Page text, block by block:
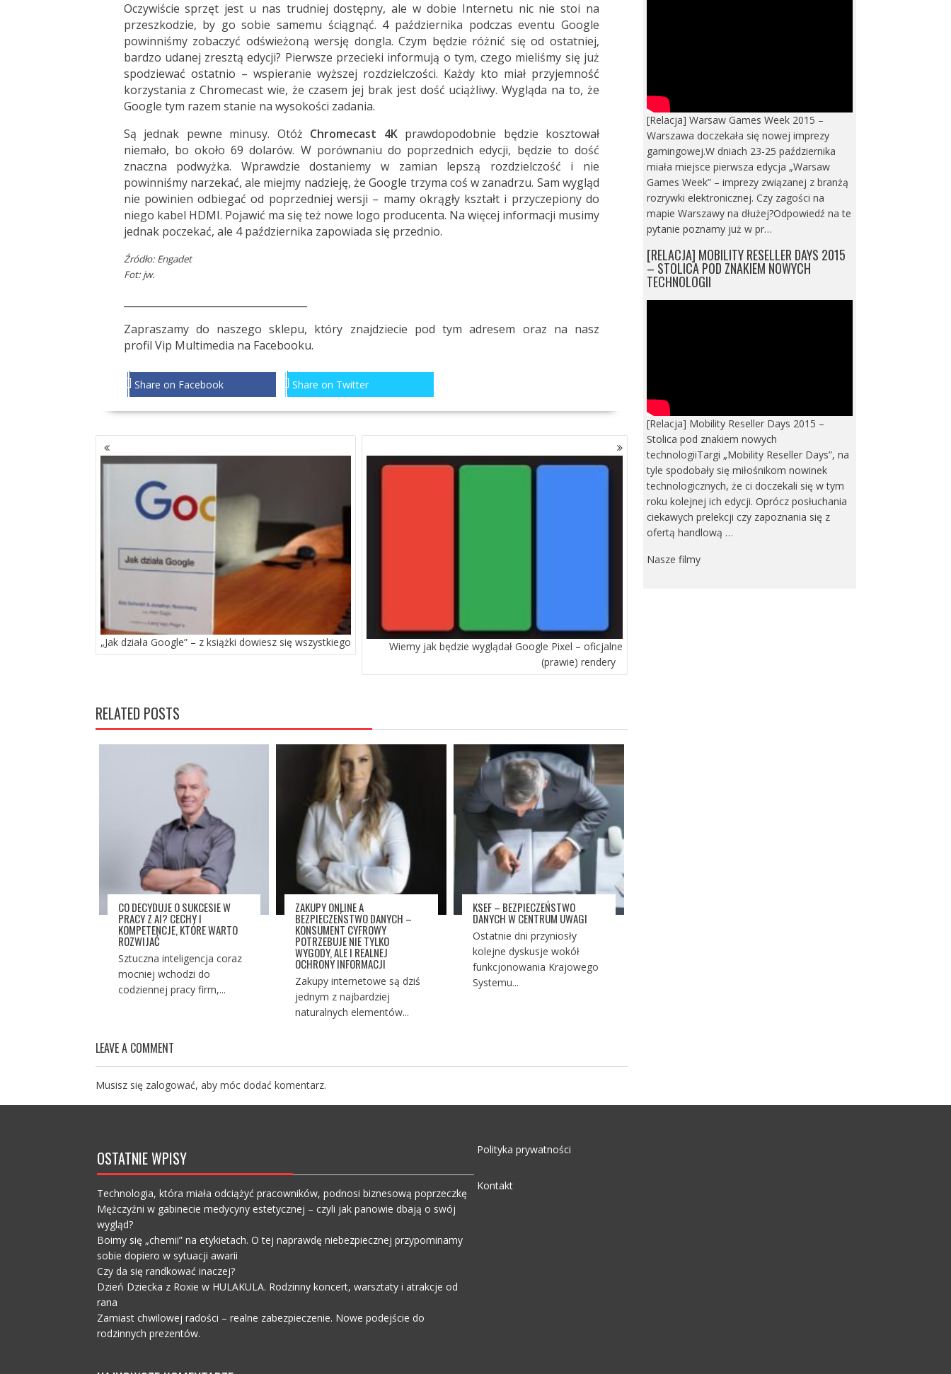
Oczywiście sprzęt jest u nas trudniej dostępny, ale w dobie Internetu nic nie stoi na
przeszkodzie, by go sobie samemu ściągnąć. 4 października podczas eventu Google
powinniśmy zobaczyć odświeżoną wersję dongla. Czym będzie różnić się od ostatniej,
bardzo udanej zresztą edycji? Pierwsze przecieki informują o tym, czego mieliśmy się już
spodziewać ostatnio – wspieranie wyższej rozdzielczości. Każdy kto miał przyjemność
korzystania z Chromecast wie, że czasem jej brak jest dość uciążliwy. Wygląda na to, że
Google tym razem stanie na wysokości zadania.
Są jednak pewne minusy. Otóż Chromecast 4Kprawdopodobnie będzie kosztował
niemało, bo około 69 dolarów. W porównaniu do poprzednich edycji, będzie to dość
znaczna podwyżka. Wprawdzie dostaniemy w zamian lepszą rozdzielczość i nie
powinniśmy narzekać, ale miejmy nadzieję, że Google trzyma coś w zanadrzu. Sam wygląd
nie powinien odbiegać od poprzedniej wersji – mamy okrągły kształt i przyczepiony do
niego kabel HDMI. Pojawić ma się też nowe logo producenta. Na więcej informacji musimy
jednak poczekać, ale 4 października zapowiada się przednio.
Źródło: Engadet
Fot: jw.
Zapraszamy do naszego sklepu, który znajdziecie podtym adresem oraz na nasz
profil Vip Multimedia na Facebooku.
Share on Facebook Share on Twitter
NAWIGACJA
PO
„Jak działa Google” – z książki dowiesz się wszystkiego
Wiemy jak będzie wyglądał Google Pixel – oficjalne
(prawie) rendery
RELATED POSTS
CO DECYDUJE O SUKCESIE W
PRACY Z AI? CECHY I
KOMPETENCJE, KTÓRE WARTO
ROZWIJAĆ
Sztuczna inteligencja coraz
mocniej wchodzi do
codziennej pracy firm,...
ZAKUPY ONLINE A
BEZPIECZEŃSTWO DANYCH –
KONSUMENT CYFROWY
POTRZEBUJE NIE TYLKO
WYGODY, ALE I REALNEJ
OCHRONY INFORMACJI
Zakupy internetowe są dziś
jednym z najbardziej
naturalnych elementów...
KSEF – BEZPIECZEŃSTWO
DANYCH W CENTRUM UWAGI
Ostatnie dni przyniosły
kolejne dyskusje wokół
funkcjonowania Krajowego
Systemu...
LEAVE A COMMENT
Musisz się zalogować, aby móc dodać komentarz.
[Relacja] Warsaw Games Week 2015 –
Warszawa doczekała się nowej imprezy
gamingowej.W dniach 23-25 października
miała miejsce pierwsza edycja „Warsaw
Games Week” – imprezy związanej z branżą
rozrywki elektronicznej. Czy zagości na
mapie Warszawy na dłużej?Odpowiedź na te
pytanie poznamy już w pr…
[RELACJA] MOBILITY RESELLER DAYS 2015
– STOLICA POD ZNAKIEM NOWYCH
TECHNOLOGII
[Relacja] Mobility Reseller Days 2015 –
Stolica pod znakiem nowych
technologiiTargi „Mobility Reseller Days”, na
tyle spodobały się miłośnikom nowinek
technologicznych, że ci doczekali się w tym
roku kolejnej ich edycji. Oprócz posłuchania
ciekawych prelekcji czy zapoznania się z
ofertą handlową …
Nasze filmy
OSTATNIE WPISY
Technologia, która miała odciążyć pracowników, podnosi biznesową poprzeczkę
Mężczyźni w gabinecie medycyny estetycznej – czyli jak panowie dbają o swój
wygląd?
Boimy się „chemii” na etykietach. O tej naprawdę niebezpiecznej przypominamy
sobie dopiero w sytuacji awarii
Czy da się randkować inaczej?
Dzień Dziecka z Roxie w HULAKULA. Rodzinny koncert, warsztaty i atrakcje od
rana
Zamiast chwilowej radości – realne zabezpieczenie. Nowe podejście do
rodzinnych prezentów.
Polityka prywatności
Kontakt